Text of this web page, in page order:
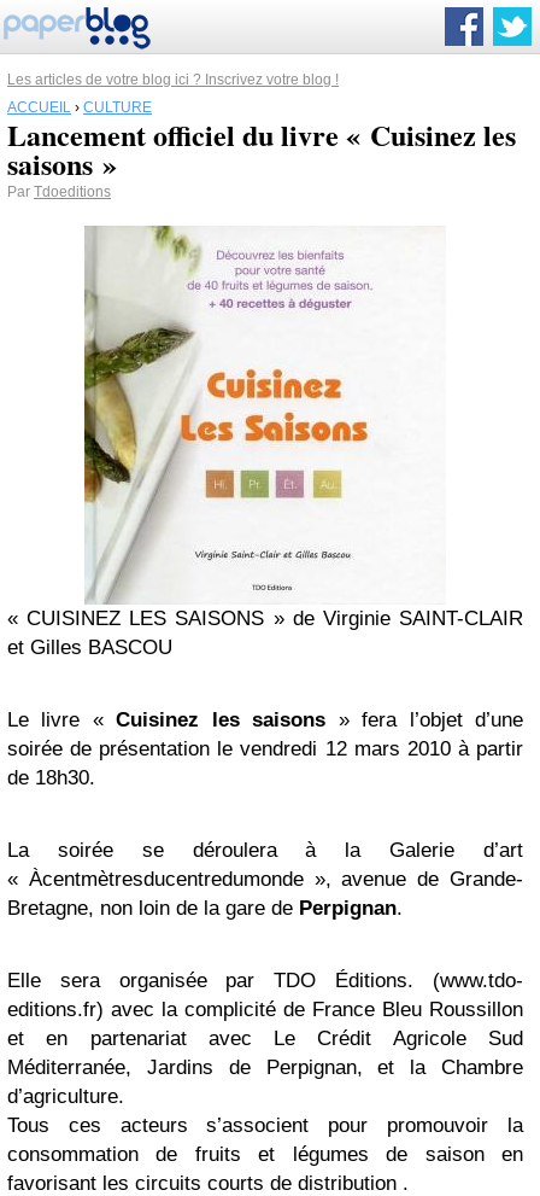
Les articles de votre blog ici ? Inscrivez votre blog !
ACCUEIL › CULTURE
Lancement officiel du livre « Cuisinez les
saisons »
Par Tdoeditions
« CUISINEZ LES SAISONS » de Virginie SAINT-CLAIR
et Gilles BASCOU
Le livre «Cuisinez les saisons » fera l’objet d’une
soirée de présentation le vendredi 12 mars 2010 à partir
de 18h30.
La soirée se déroulera à la Galerie d’art
« Àcentmètresducentredumonde », avenue de Grande-
Bretagne, non loin de la gare de Perpignan.
Elle sera organisée par TDO Éditions. (www.tdo-
editions.fr) avec la complicité de France Bleu Roussillon
et en partenariat avec Le Crédit Agricole Sud
Méditerranée, Jardins de Perpignan, et la Chambre
d’agriculture.
Tous ces acteurs s’associent pour promouvoir la
consommation de fruits et légumes de saison en
favorisant les circuits courts de distribution .